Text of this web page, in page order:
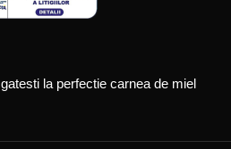
la perfectie carnea de miel